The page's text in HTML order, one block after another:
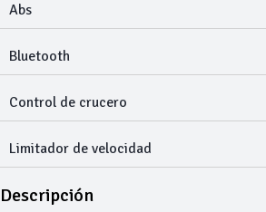
Abs
Bluetooth
Control de crucero
Limitador de velocidad
Descripción